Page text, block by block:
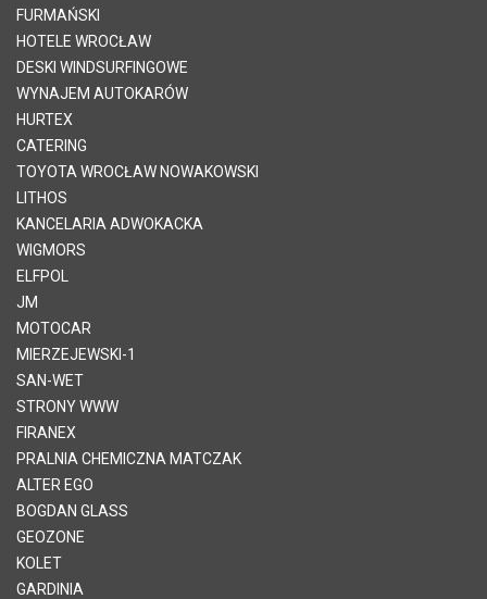
FURMAŃSKI
HOTELE WROCŁAW
DESKI WINDSURFINGOWE
WYNAJEM AUTOKARÓW
HURTEX
CATERING
TOYOTA WROCŁAW NOWAKOWSKI
LITHOS
KANCELARIA ADWOKACKA
WIGMORS
ELFPOL
JM
MOTOCAR
MIERZEJEWSKI-1
SAN-WET
STRONY WWW
FIRANEX
PRALNIA CHEMICZNA MATCZAK
ALTER EGO
BOGDAN GLASS
GEOZONE
KOLET
GARDINIA